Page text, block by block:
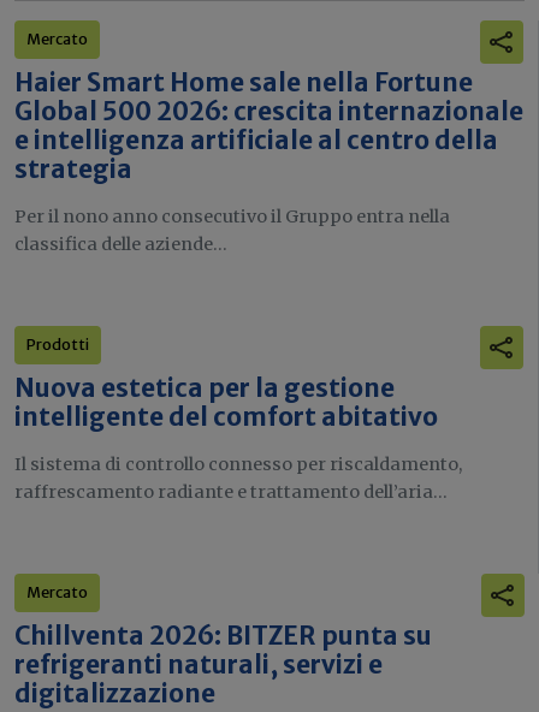
Mercato
Haier Smart Home sale nella Fortune
Global 500 2026: crescita internazionale
e intelligenza artificiale al centro della
strategia
Per il nono anno consecutivo il Gruppo entra nella
classifica delle aziende...
Prodotti
Nuova estetica per la gestione
intelligente del comfort abitativo
Il sistema di controllo connesso per riscaldamento,
raffrescamento radiante e trattamento dell’aria...
Mercato
Chillventa 2026: BITZER punta su
refrigeranti naturali, servizi e
digitalizzazione